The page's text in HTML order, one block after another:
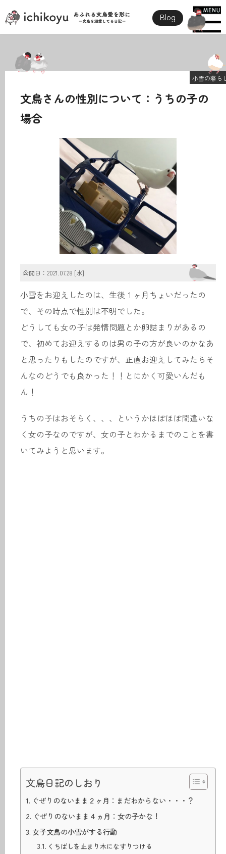
Blog
文鳥さんの性別について：うちの子の
場合
小雪の暮ら
公開日：2021.07.28 [水]
小雪をお迎えしたのは、生後１ヶ月ちょいだったの
で、その時点で性別は不明でした。
どうしても女の子は発情問題とか卵詰まりがあるの
で、初めてお迎えするのは男の子の方が良いのかなあ
と思ったりもしたのですが、正直お迎えしてみたらそ
んなのどうでも良かった！！とにかく可愛いんだも
ん！
うちの子はおそらく、、、というかほぼほぼ間違いな
く女の子なのですが、女の子とわかるまでのことを書
いてみようと思います。
文鳥日記のしおり
ぐぜりのないまま２ヶ月：まだわからない・・・？
ぐぜりのないまま４ヵ月：女の子かな！
女子文鳥の小雪がする行動
くちばしを止まり木になすりつける